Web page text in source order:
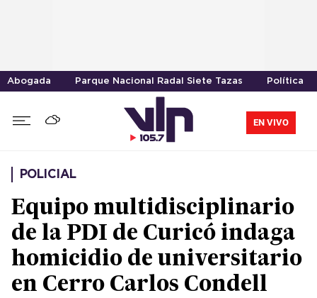
Abogada Parque Nacional Radal Siete Tazas Política
EN VIVO
POLICIAL
Equipo multidisciplinario
de la PDI de Curicó indaga
homicidio de universitario
en Cerro Carlos Condell